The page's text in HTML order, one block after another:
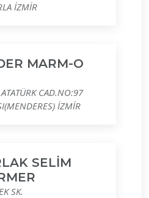
İZMİR
MARM-O
CAD.NO:97
İZMİR
SELİM
SK.